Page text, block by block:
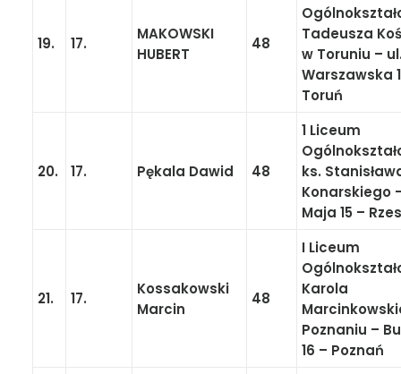
19. 17.
MAKOWSKI
HUBERT
48
Tadeusza
w Toruniu –
Warszawska
Toruń
20. 17. Pękala Dawid 48
1 Liceum
ks.
Konarskiego
Maja 15 –
21. 17.
Kossakowski
Marcin
48
I Liceum
Karola
Poznaniu –
16 – Poznań